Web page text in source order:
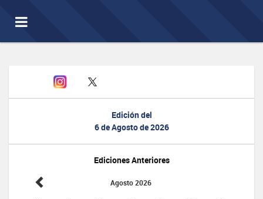
Toggle
navigation
Edición del
6 de Agosto de 2026
Ediciones Anteriores
Agosto 2026